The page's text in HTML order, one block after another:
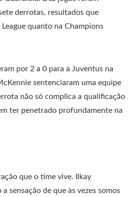
derrotas, resultados que
quanto na Champions
por 2 a 0 para a Juventus na
sentenciaram uma equipe
não só complica a qualificação
ter penetrado profundamente na
que o time vive. Ilkay
sensação de que às vezes somos